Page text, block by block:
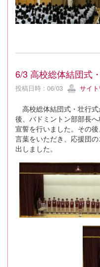
6/3 高校総体結団式
投稿日時 : 06/03 サイ
高校総体結団式・壮行
後、バドミントン部部長
宣誓を行いました。その
言葉をいただき、応援団
出しました。